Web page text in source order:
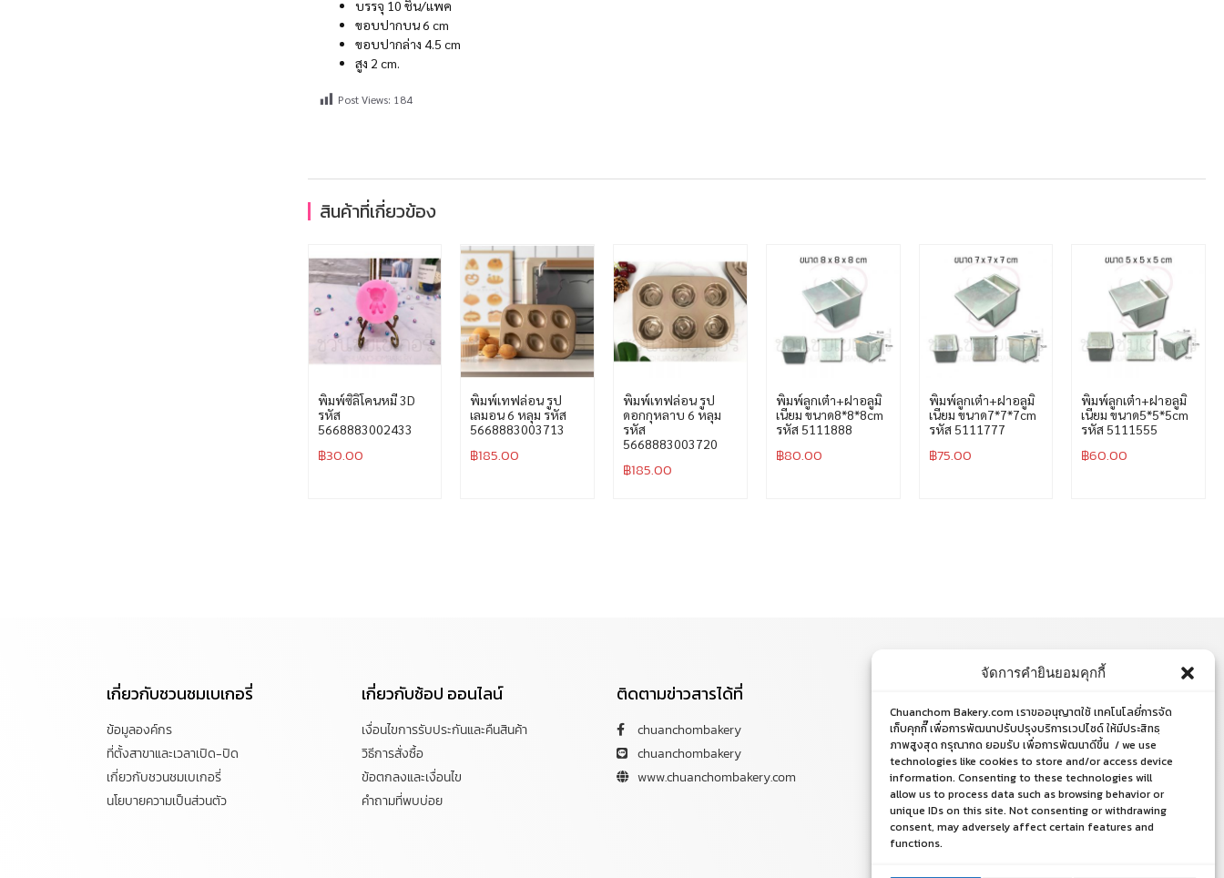
จัดการคำยินยอมคุกกี้
Chuanchom Bakery.com เราขออนุญาตใช้ เทคโนโลยี่การจัด
เก็บคุกกี๊ เพื่อการพัฒนาปรับปรุงบริการเวปไซด์ ให้มีประสิทธฺ
ภาพสูงสุด กรุณากด ยอมรับ เพื่อการพัฒนาดีขึ้น / we use
technologies like cookies to store and/or access device
information. Consenting to these technologies will
allow us to process data such as browsing behavior or
unique IDs on this site. Not consenting or withdrawing
consent, may adversely affect certain features and
functions.
บรรจุ 10 ชิ้น/แพค
ขอบปากบน 6 cm
ขอบปากล่าง 4.5 cm
สูง 2 cm.
Post Views: 184
สินค้าที่เกี่ยวข้อง
พิมพ์ซิลิโคนหมี 3D
รหัส
5668883002433
฿30.00
พิมพ์เทฟล่อน รูป
เลมอน 6 หลุม รหัส
5668883003713
฿185.00
พิมพ์เทฟล่อน รูป
ดอกกุหลาบ 6 หลุม
รหัส
5668883003720
฿185.00
พิมพ์ลูกเต๋า+ฝาอลูมิ
เนียม ขนาด8*8*8cm
รหัส 5111888
฿80.00
พิมพ์ลูกเต๋า+ฝาอลูมิ
เนียม ขนาด7*7*7cm
รหัส 5111777
฿75.00
พิมพ์ลูกเต๋า+ฝาอลูมิ
เนียม ขนาด5*5*5cm
รหัส 5111555
฿60.00
เกี่ยวกับชวนชมเบเกอรี่
ข้อมูลองค์กร
ที่ตั้งสาขาและเวลาเปิด-ปิด
เกี่ยวกับชวนชมเบเกอรี่
นโยบายความเป็นส่วนตัว
เกี่ยวกับช้อป ออนไลน์
เงื่อนไขการรับประกันและคืนสินค้า
วิธีการสั่งซื้อ
ข้อตกลงและเงื่อนไข
คำถามที่พบบ่อย
ติดตามข่าวสารได้ที่
chuanchombakery
chuanchombakery
www.chuanchombakery.com
โทร. 065-526-2325, 02 519 8212
E-mail : chuanchom.bakery@gmail.com